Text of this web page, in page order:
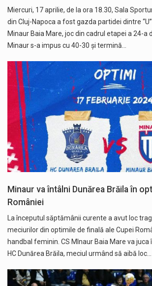
Miercuri, 17 aprilie, de la ora 18.30, Sala
din Cluj-Napoca a fost gazda partidei dintre
Minaur Baia Mare, joc din cadrul etapei a 24-a
Minaur s-a impus cu 40-30 și termină…
Minaur va întâlni Dunărea Brăila în
României
La începutul săptămânii curente a avut loc
meciurilor din optimile de finală ale Cupei
handbal feminin. CS MInaur Baia Mare va
HC Dunărea Brăila, meciul urmând să aibă loc…